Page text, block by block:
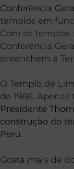
Conferência
templos em
Com os
Conferência
preenchem a
O Templo de
de 1986.
Presidente
construção do
Peru.
Gosta mais de